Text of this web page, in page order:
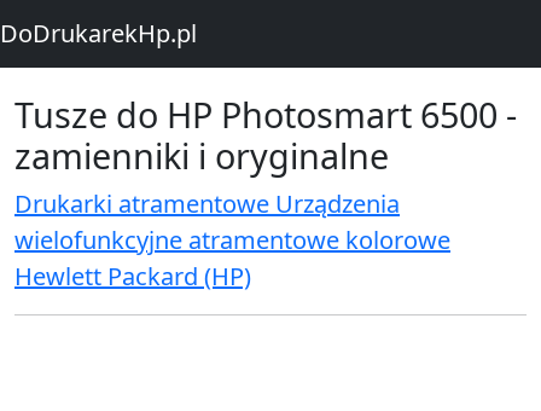
DoDrukarekHp.pl
Tusze do HP Photosmart 6500 -
zamienniki i oryginalne
Drukarki atramentowe Urządzenia
wielofunkcyjne atramentowe kolorowe
Hewlett Packard (HP)